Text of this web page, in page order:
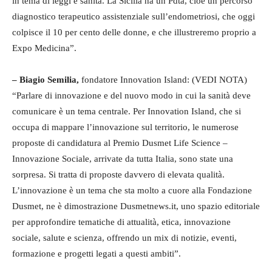
diagnostico terapeutico assistenziale sull’endometriosi, che oggi
colpisce il 10 per cento delle donne, e che illustreremo proprio a
Expo Medicina”.
– Biagio Semilia, fondatore Innovation Island: (VEDI NOTA)
“Parlare di innovazione e del nuovo modo in cui la sanità deve
comunicare è un tema centrale. Per Innovation Island, che si
occupa di mappare l’innovazione sul territorio, le numerose
proposte di candidatura al Premio Dusmet Life Science –
Innovazione Sociale, arrivate da tutta Italia, sono state una
sorpresa. Si tratta di proposte davvero di elevata qualità.
L’innovazione è un tema che sta molto a cuore alla Fondazione
Dusmet, ne è dimostrazione Dusmetnews.it, uno spazio editoriale
per approfondire tematiche di attualità, etica, innovazione
sociale, salute e scienza, offrendo un mix di notizie, eventi,
formazione e progetti legati a questi ambiti”.